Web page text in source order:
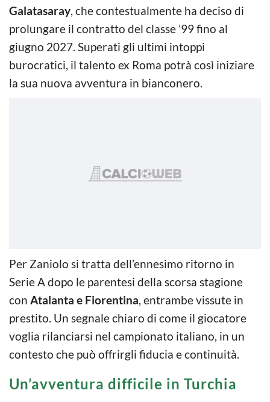
Galatasaray, che contestualmente ha deciso di
prolungare il contratto del classe ’99 fino al
giugno 2027. Superati gli ultimi intoppi
burocratici, il talento ex Roma potrà così iniziare
la sua nuova avventura in bianconero.
Per Zaniolo si tratta dell’ennesimo ritorno in
Serie A dopo le parentesi della scorsa stagione
con Atalanta e Fiorentina, entrambe vissute in
prestito. Un segnale chiaro di come il giocatore
voglia rilanciarsi nel campionato italiano, in un
contesto che può offrirgli fiducia e continuità.
Un’avventura difficile in Turchia